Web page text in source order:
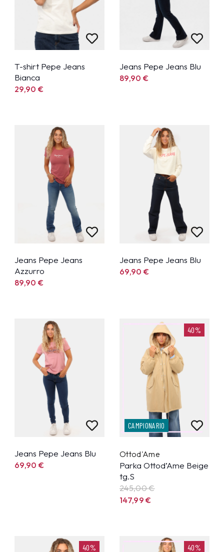
T-shirt Pepe Jeans
Bianca
29,90€
Jeans Pepe Jeans Blu
89,90€
Jeans Pepe Jeans
Azzurro
89,90€
Jeans Pepe Jeans Blu
69,90€
Jeans Pepe Jeans Blu
69,90€
40%
CAMPIONARIO
Ottod'Ame
Parka Ottod’Ame Beige
tg.S
245,00 €
147,99€
40% 40%